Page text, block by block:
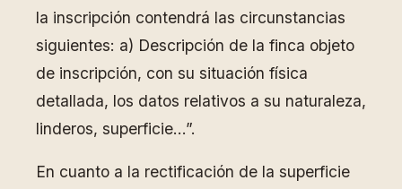
la inscripción contendrá las circunstancias
siguientes: a) Descripción de la finca objeto
de inscripción, con su situación física
detallada, los datos relativos a su naturaleza,
linderos, superficie…”.
En cuanto a la rectificación de la superficie